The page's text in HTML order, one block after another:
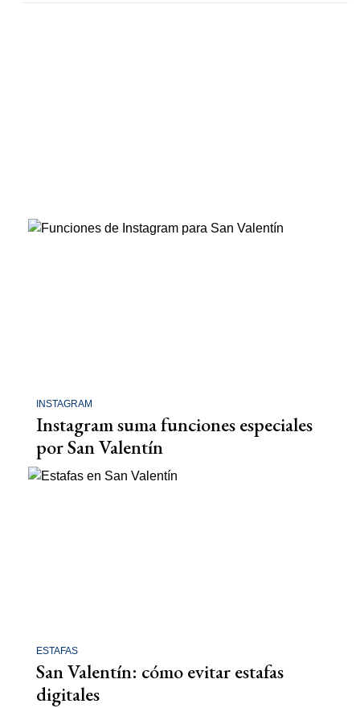
INSTAGRAM
Instagram suma funciones especiales
por San Valentín
ESTAFAS
San Valentín: cómo evitar estafas
digitales